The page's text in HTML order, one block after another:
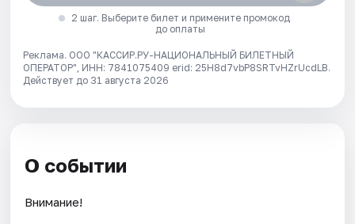
2 шаг. Выберите билет и примените промокод
до оплаты
Реклама. ООО "КАССИР.РУ-НАЦИОНАЛЬНЫЙ БИЛЕТНЫЙ
ОПЕРАТОР", ИНН: 7841075409 erid: 25H8d7vbP8SRTvHZrUcdLB.
Действует до 31 августа 2026
О событии
Внимание!